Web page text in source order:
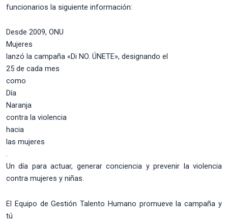
funcionarios la siguiente información:
Desde 2009, ONU
Mujeres
lanzó la campaña «Di NO. ÚNETE», designando el
25 de cada mes
como
Día
Naranja
contra la violencia
hacia
las mujeres
.
Un día para actuar, generar conciencia y prevenir la violencia
contra mujeres y niñas.
El Equipo de Gestión Talento Humano promueve la campaña y
tú